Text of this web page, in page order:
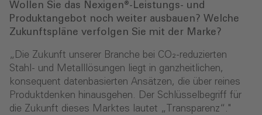
Wollen Sie das Nexigen®-Leistungs- und
Produktangebot noch weiter ausbauen? Welche
Zukunftspläne verfolgen Sie mit der Marke?
„Die Zukunft unserer Branche bei CO₂-reduzierten
Stahl- und Metalllösungen liegt in ganzheitlichen,
konsequent datenbasierten Ansätzen, die über reines
Produktdenken hinausgehen. Der Schlüsselbegriff für
die Zukunft dieses Marktes lautet „Transparenz“."